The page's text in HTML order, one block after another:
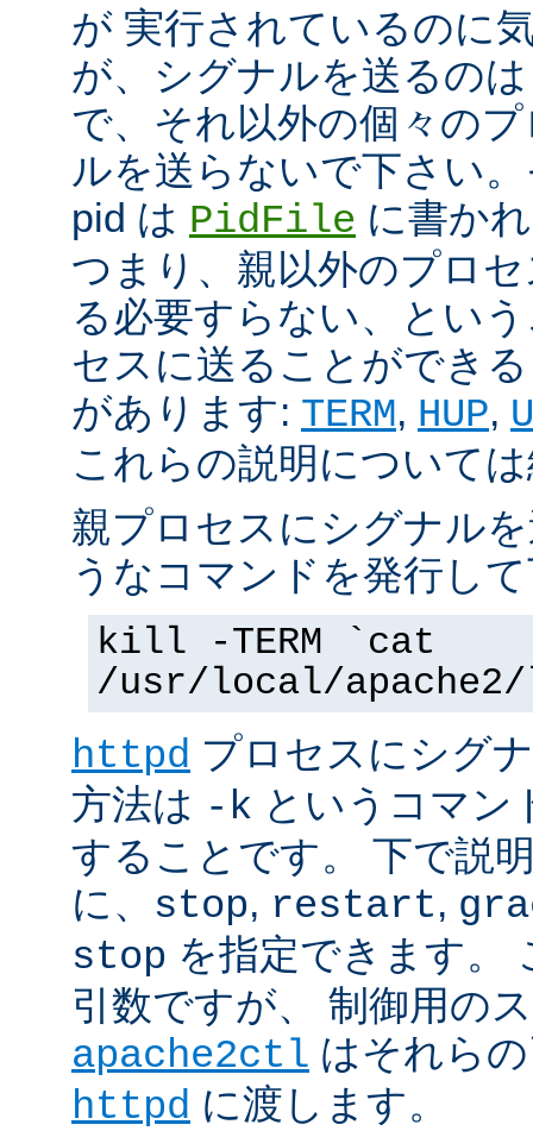
が 実行されているのに
が、シグナルを送るの
で、それ以外の個々の
ルを送らないで下さい
pid は PidFile に書か
つまり、親以外のプロ
る必要すらない、とい
セスに送ることができ
があります: TERM, HUP,
これらの説明について
親プロセスにシグナル
うなコマンドを発行し
kill -TERM `cat
/usr/local/
httpd プロセスにシグ
方法は -k というコマン
することです。 下で説
に、 stop, restart,
stop を指定できます。
引数ですが、 制御用の
apache2ctl はそれら
httpd に渡します。